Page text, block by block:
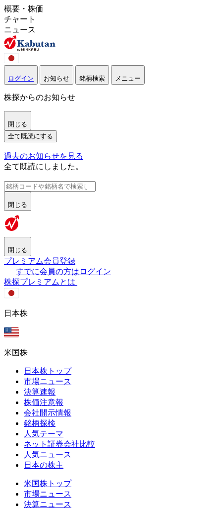
概要・株価
チャート
ニュース
ログイン お知らせ 銘柄検索 メニュー
株探からのお知らせ
閉じる
全て既読にする
過去のお知らせを見る
全て既読にしました。
閉じる
閉じる
プレミアム会員登録
すでに会員の方はログイン
株探プレミアムとは
日本株
米国株
日本株トップ
市場ニュース
決算速報
株価注意報
会社開示情報
銘柄探検
人気テーマ
ネット証券会社比較
人気ニュース
日本の株主
米国株トップ
市場ニュース
決算ニュース